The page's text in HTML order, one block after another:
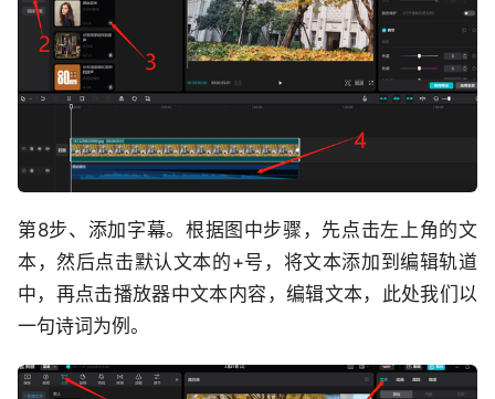
第8步、添加字幕。根据图中步骤，先点击左上角的文
本，然后点击默认文本的+号，将文本添加到编辑轨道
中，再点击播放器中文本内容，编辑文本，此处我们以
一句诗词为例。